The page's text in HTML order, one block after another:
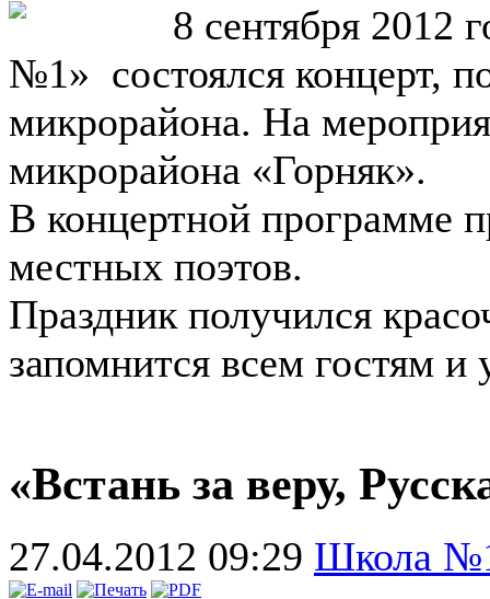
8 сентября
№1» состоялся концерт,
микрорайона. На
микрорайона «Горняк».
В концертной программе
местных поэтов.
Праздник получился
запомнится всем гостям
«Встань за веру,
27.04.2012 09:29 Школа